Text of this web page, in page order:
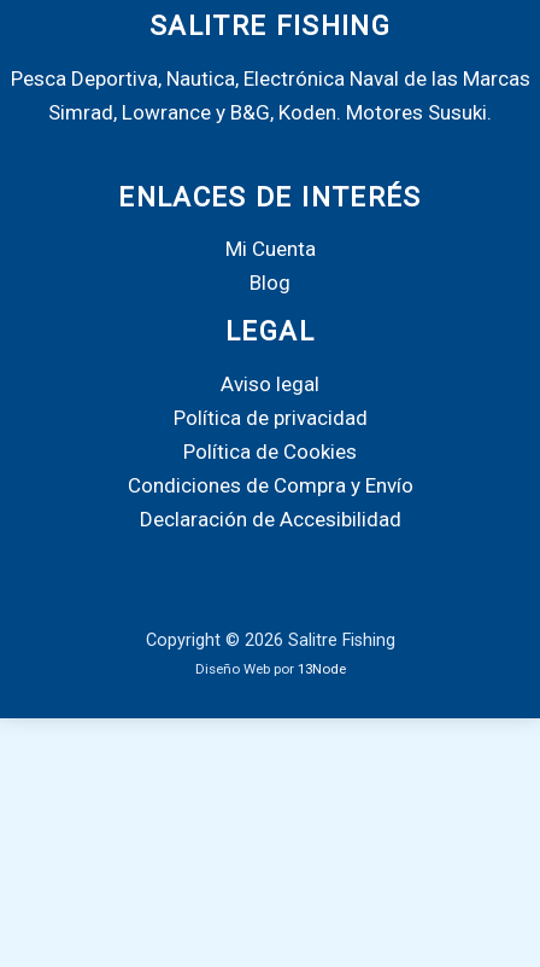
se
elegir
en
página
producto
SALITRE FISHING
Pesca Deportiva, Nautica, Electrónica Naval de las Marcas
Simrad, Lowrance y B&G, Koden. Motores Susuki.
ENLACES DE INTERÉS
Mi Cuenta
Blog
LEGAL
Aviso legal
Política de privacidad
Política de Cookies
Condiciones de Compra y Envío
Declaración de Accesibilidad
Copyright © 2026 Salitre Fishing
Diseño Web por 13Node